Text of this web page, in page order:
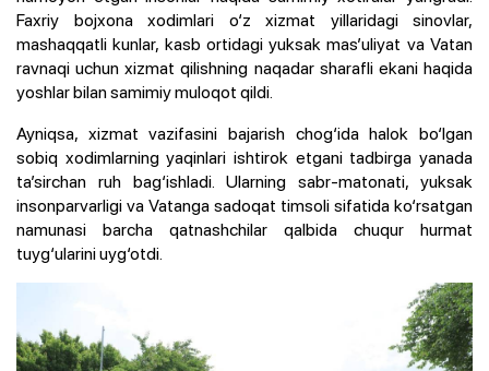
Faxriy bojxona xodimlari o‘z xizmat yillaridagi sinovlar,
mashaqqatli kunlar, kasb ortidagi yuksak mas’uliyat va Vatan
ravnaqi uchun xizmat qilishning naqadar sharafli ekani haqida
yoshlar bilan samimiy muloqot qildi.
Ayniqsa, xizmat vazifasini bajarish chog‘ida halok bo‘lgan
sobiq xodimlarning yaqinlari ishtirok etgani tadbirga yanada
ta’sirchan ruh bag‘ishladi. Ularning sabr-matonati, yuksak
insonparvarligi va Vatanga sadoqat timsoli sifatida ko‘rsatgan
namunasi barcha qatnashchilar qalbida chuqur hurmat
tuyg‘ularini uyg‘otdi.